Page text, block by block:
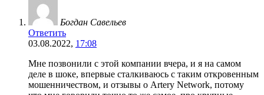
Богдан Савельев
Ответить
03.08.2022, 17:08
Мне позвонили с этой компании вчера, и я на самом
деле в шоке, впервые сталкиваюсь с таким откровенным
мошенничеством, и отзывы о Artery Network, потому